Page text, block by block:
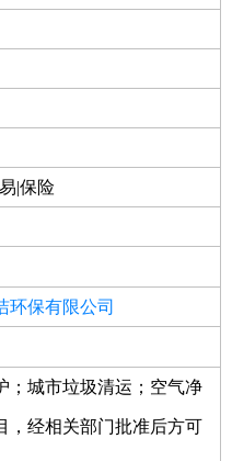
|保险
环保有限公司
；城市垃圾清运；空气净
，经相关部门批准后方可